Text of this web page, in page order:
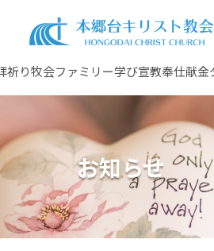
祈り牧会ファミリー学び宣教奉仕献金
お知らせ